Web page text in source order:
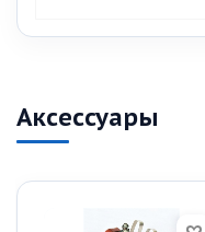
Аксессуары